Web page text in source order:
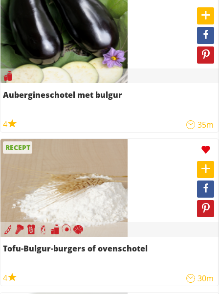
Aubergineschotel met bulgur
4 35m
RECEPT
Tofu-Bulgur-burgers of ovenschotel
4 30m